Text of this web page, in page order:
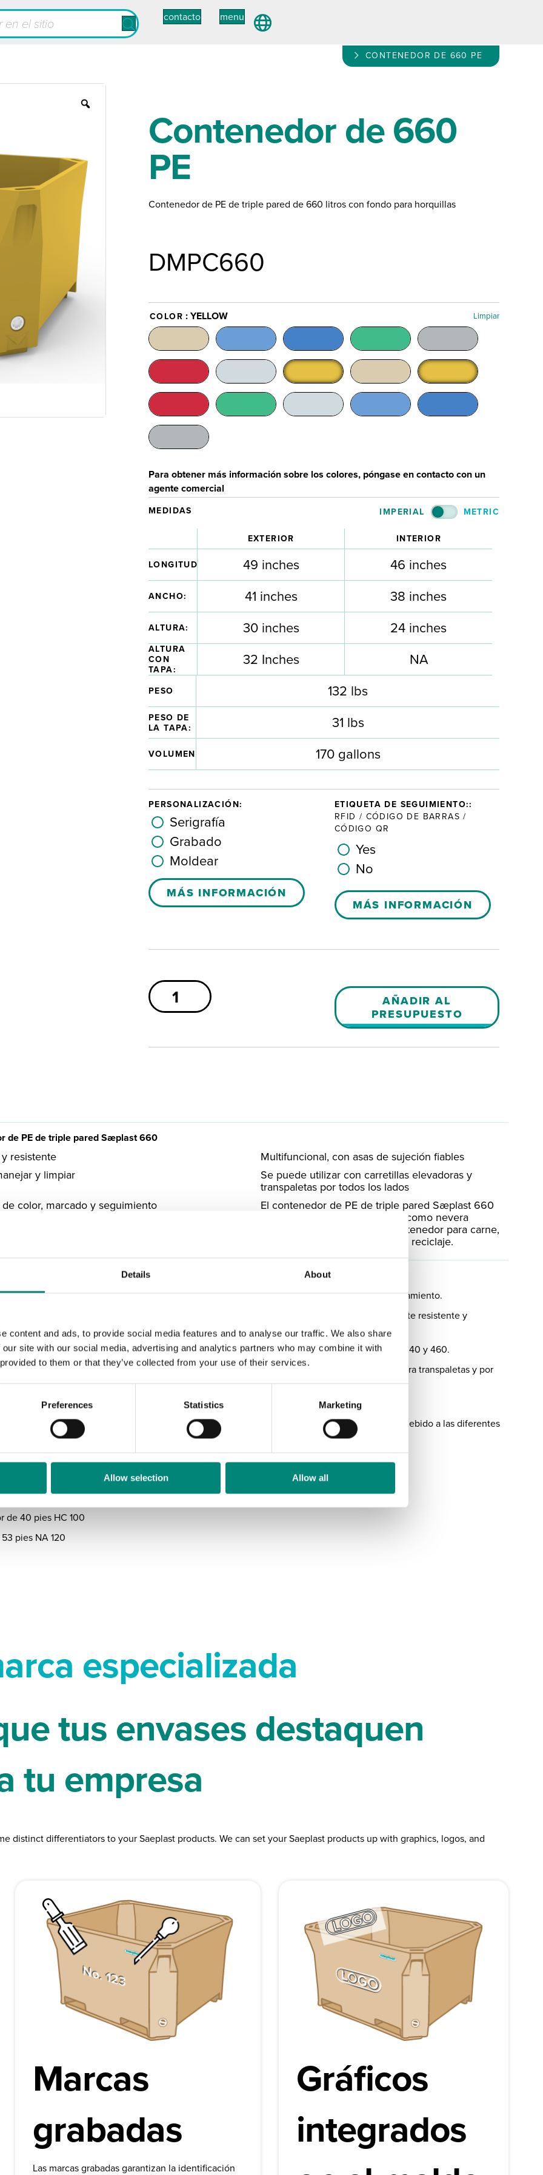
Details About
content and ads, to provide social media features and to analyse our traffic. We also share
site with our social media, advertising and analytics partners who may combine it with
to them or that they’ve collected from your use of their services.
Preferences Statistics Marketing
Allow selection Allow all
contacto menu
CONTENEDOR DE 660 PE
Contenedor de 660
PE
Contenedor de PE de triple pared de 660 litros con fondo para horquillas
DMPC660
COLOR : YELLOW Limpiar
Para obtener más información sobre los colores, póngase en contacto con un
agente comercial
MEDIDAS IMPERIAL METRIC
EXTERIOR INTERIOR
LONGITUD 49 inches 46 inches
ANCHO: 41 inches 38 inches
ALTURA: 30 inches 24 inches
ALTURA
CON
TAPA:
32 Inches NA
PESO 132 lbs
PESO DE
LA TAPA:
31 lbs
VOLUMEN 170 gallons
PERSONALIZACIÓN:
Serigrafía
Grabado
Moldear
MÁS INFORMACIÓN
ETIQUETA DE SEGUIMIENTO::
RFID / CÓDIGO DE BARRAS /
CÓDIGO QR
Yes
No
MÁS INFORMACIÓN
Contenedor
de
660
cantidad
AÑADIR AL
PRESUPUESTO
de PE de triple pared Sæplast 660
resistente
Multifuncional, con asas de sujeción fiables
y limpiar
Se puede utilizar con carretillas elevadoras y
transpaletas por todos los lados
color, marcado y seguimiento
El contenedor de PE de triple pared Sæplast 660
se puede utilizar, por ejemplo, como nevera
portátil, caja para pescado, contenedor para carne,
aves de corral y contenedor de reciclaje.
de PE de triple pared Sæplast 660 es un recipiente multifuncional y fácil de manejar.
adecuado para la manipulación de pescado fresco, tanto a bordo como durante el procesamiento.
de plástico Sæplast 660 tiene triple pared con un núcleo de PE, por lo que es extremadamente resistente y
de almacenamiento de PE de triple pared Sæplast 660 es apilable con los modelos Sæplast 340 y 460.
equipado con asas de elevación resistentes y fiables, permite un fácil acceso por dos lados para transpaletas y por
para carretillas elevadoras.
por tipo de transporte
basan en una carga completa. Tenga en cuenta que pueden producirse pequeñas variaciones debido a las diferentes
apilamiento.
20 pies 40
de 40 pies 80
de 40 pies HC 100
pies NA 120
especializada
tus envases destaquen
tu empresa
distinct differentiators to your Saeplast products. We can set your Saeplast products up with graphics, logos, and
Marcas
grabadas
Las marcas grabadas garantizan la identificación
Gráficos
integrados